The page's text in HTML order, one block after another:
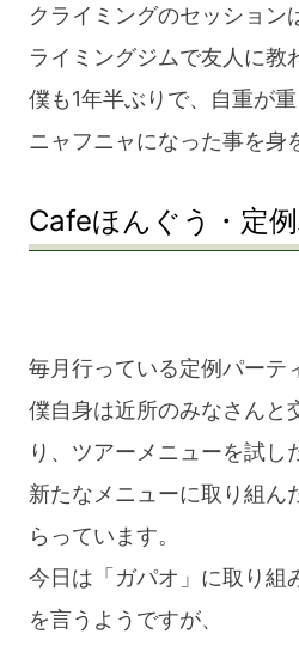
クライミングのセッション
ライミングジムで友人に教
僕も1年半ぶりで、自重が
ニャフニャになった事を身
Cafeほんぐう・定
毎月行っている定例パーテ
僕自身は近所のみなさんと
り、ツアーメニューを試し
新たなメニューに取り組ん
らっています。
今日は「ガパオ」に取り組
を言うようですが、